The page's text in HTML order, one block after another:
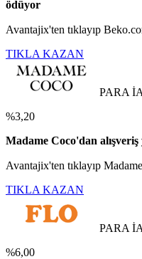
ödüyor
Avantajix'ten tıklayıp
TIKLA KAZAN
PARA
%3,20
Madame Coco'dan
Avantajix'ten tıklayıp
TIKLA KAZAN
PARA
%6,00